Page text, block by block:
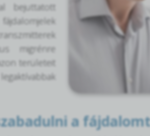
bejuttatott
migrénre
területeit
a